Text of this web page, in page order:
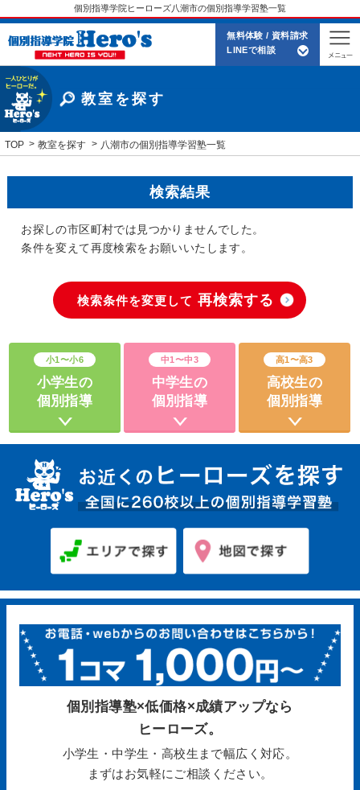
個別指導学院ヒーローズ八潮市の個別指導学習塾一覧
無料体験 / 資料請求
LINEで相談
教室を探す
TOP 教室を探す 八潮市の個別指導学習塾一覧
検索結果
お探しの市区町村では見つかりませんでした。
条件を変えて再度検索をお願いいたします。
検索条件を変更して 再検索する
小学生の
個別指導
小1〜小6
中学生の
個別指導
中1〜中3
高校生の
個別指導
高1〜高3
個別指導塾×低価格×成績アップなら
ヒーローズ。
小学生・中学生・高校生まで幅広く対応。
まずはお気軽にご相談ください。